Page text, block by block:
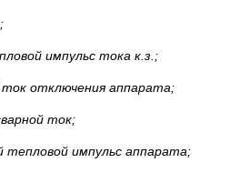
импульс тока к.з.;
отключения аппарата;
ток;
импульс аппарата;